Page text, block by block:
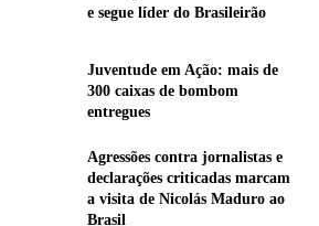
e segue líder do Brasileirão
Juventude em Ação: mais de
300 caixas de bombom
entregues
Agressões contra jornalistas e
declarações criticadas marcam
a visita de Nicolás Maduro ao
Brasil